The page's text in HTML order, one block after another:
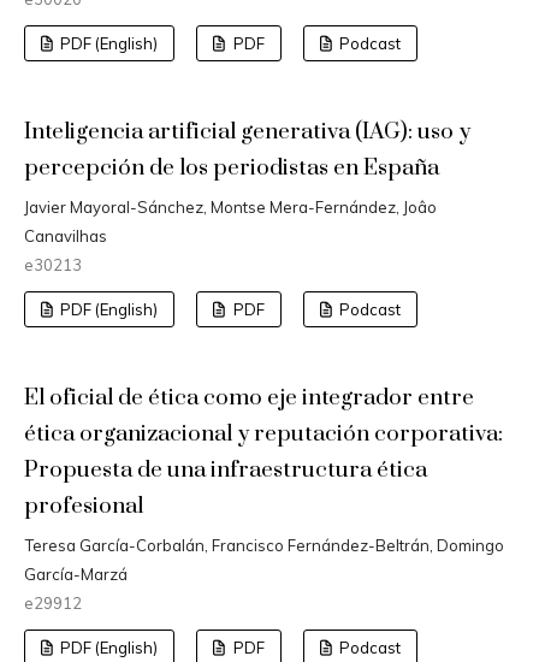
PDF (English) PDF Podcast
Inteligencia artificial generativa (IAG): uso y
percepción de los periodistas en España
Javier Mayoral-Sánchez, Montse Mera-Fernández, Joâo
Canavilhas
e30213
PDF (English) PDF Podcast
El oficial de ética como eje integrador entre
ética organizacional y reputación corporativa:
Propuesta de una infraestructura ética
profesional
Teresa García-Corbalán, Francisco Fernández-Beltrán, Domingo
García-Marzá
e29912
PDF (English) PDF Podcast